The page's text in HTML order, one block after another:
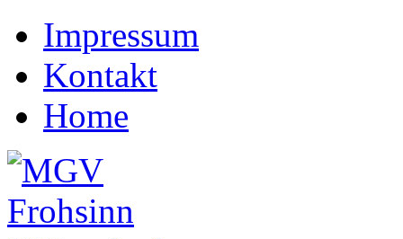
Impressum
Kontakt
Home